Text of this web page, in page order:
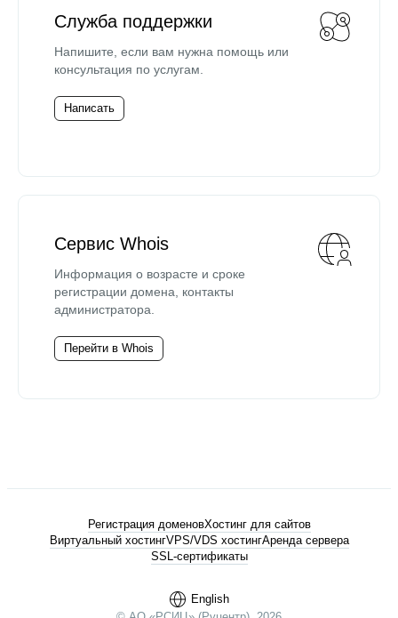
Служба поддержки
Напишите, если вам нужна помощь или
консультация по услугам.
Написать
Сервис Whois
Информация о возрасте и сроке
регистрации домена, контакты
администратора.
Перейти в Whois
English
Регистрация доменовХостинг для сайтов
Виртуальный хостингVPS/VDS хостингАренда сервера
SSL-сертификаты